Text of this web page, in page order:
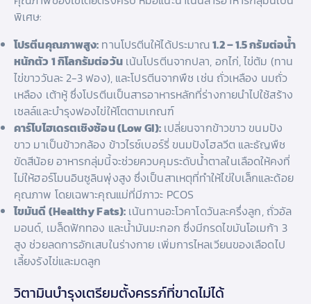
พิเศษ:
โปรตีนคุณภาพสูง: ทานโปรตีนให้ได้ประมาณ1.2 – 1.5 กรัมต่อน้ำ
หนักตัว 1 กิโลกรัมต่อวันเน้นโปรตีนจากปลา, อกไก่, ไข่ต้ม (ทาน
ไข่ขาววันละ 2-3 ฟอง), และโปรตีนจากพืช เช่น ถั่วเหลือง นมถั่ว
เหลือง เต้าหู้ ซึ่งโปรตีนเป็นสารอาหารหลักที่ร่างกายนำไปใช้สร้าง
เซลล์และบำรุงฟองไข่ให้โตตามเกณฑ์
คาร์โบไฮเดรตเชิงซ้อน (Low GI):เปลี่ยนจากข้าวขาว ขนมปัง
ขาว มาเป็นข้าวกล้อง ข้าวไรซ์เบอร์รี่ ขนมปังโฮลวีต และธัญพืช
ขัดสีน้อย อาหารกลุ่มนี้จะช่วยควบคุมระดับน้ำตาลในเลือดให้คงที่
ไม่ให้ฮอร์โมนอินซูลินพุ่งสูง ซึ่งเป็นสาเหตุที่ทำให้ไข่ใบเล็กและด้อย
คุณภาพ โดยเฉพาะคุณแม่ที่มีภาวะ PCOS
ไขมันดี (Healthy Fats): เน้นทานอะโวคาโดวันละครึ่งลูก, ถั่วอัล
มอนด์, เมล็ดฟักทอง และน้ำมันมะกอก ซึ่งมีกรดไขมันโอเมก้า 3
สูง ช่วยลดการอักเสบในร่างกาย เพิ่มการไหลเวียนของเลือดไป
เลี้ยงรังไข่และมดลูก
วิตามินบำรุงเตรียมตั้งครรภ์ที่ขาดไม่ได้